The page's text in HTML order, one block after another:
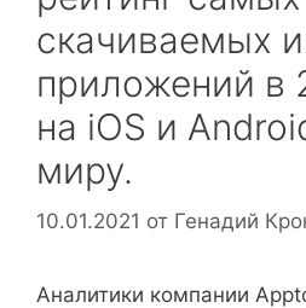
скачиваемых
приложений в
на iOS и
миру.
10.01.2021 от Генадий
Аналитики компании